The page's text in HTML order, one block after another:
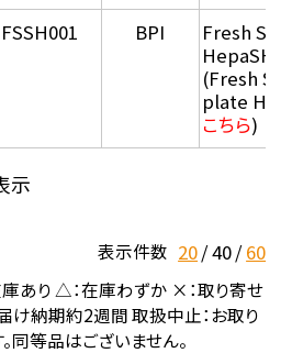
FSSH001 BPI
Fresh
HepaSH®
(Fresh
plate
こちら)
示
表示件数 20 40 60
あり △：在庫わずか ×：取り寄せ
け納期約2週間 取扱中止：お取り
同等品はございません。